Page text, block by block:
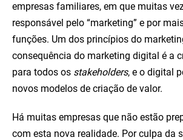
empresas familiares, em que muitas
responsável pelo “marketing” e por
funções. Um dos princípios do
consequência do marketing digital é a
para todos os stakeholders, e o digital
novos modelos de criação de valor.
Há muitas empresas que não estão
com esta nova realidade. Por culpa da